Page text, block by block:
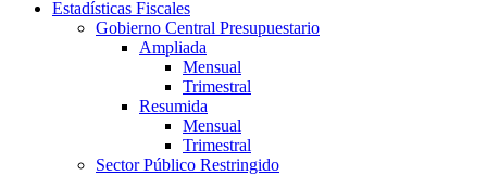
Estadísticas Fiscales
Gobierno Central Presupuestario
Ampliada
Mensual
Trimestral
Resumida
Mensual
Trimestral
Sector Público Restringido